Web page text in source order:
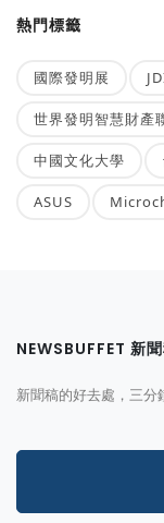
熱門標籤
國際發明展
世界發明智慧財產
中國文化大學
ASUS
NEWSBUFFET 新
新聞稿的好去處，三分